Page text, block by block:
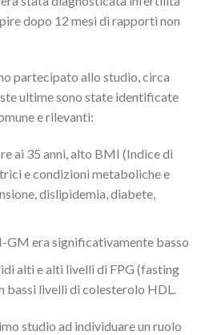
dopo 12 mesi di rapporti non
partecipato allo studio, circa
ultime sono state identificate
e rilevanti:
ai 35 anni, alto BMI (Indice di
e condizioni metaboliche e
dislipidemia, diabete,
GM era significativamente basso
alti e alti livelli di FPG (fasting
bassi livelli di colesterolo HDL.
studio ad individuare un ruolo